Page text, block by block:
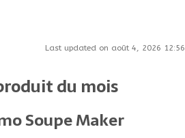
Last updated on août 4, 2026 12:56
du mois
Soupe Maker